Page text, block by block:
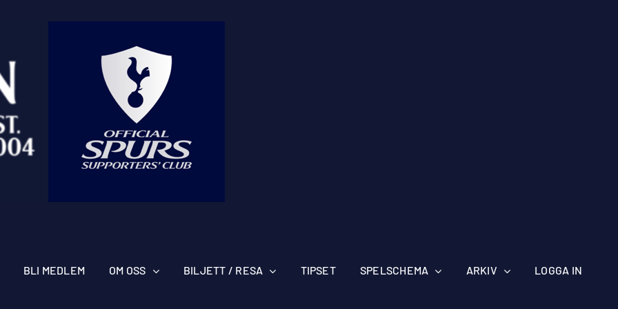
BLI MEDLEM OM OSS BILJETT / RESA TIPSET SPELSCHEMA ARKIV LOGGA IN